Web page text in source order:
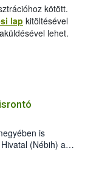
kötött.
lap kitöltésével
lehet.
is
(Nébih) a
jelenlétét. A
de már fertőzött